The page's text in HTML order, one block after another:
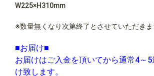
W225×H310mm
※数量無くなり次第終了とさせていただきま
■お届け■
お届けはご入金を頂いてから通常4～
け致します。